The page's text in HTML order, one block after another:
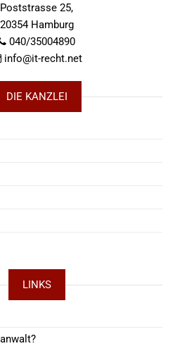
Poststrasse 25,
20354 Hamburg
040/35004890
info@it-recht.net
DIE KANZLEI
LINKS